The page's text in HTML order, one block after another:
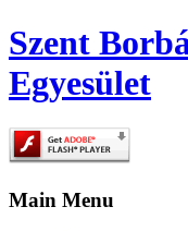
Szent
Egyesület
Main Menu